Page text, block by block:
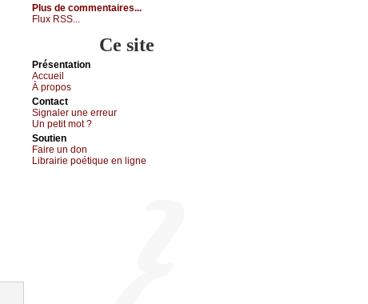
Plus de commentaires...
Flux RSS...
Ce site
Présеntаtion
Acсuеil
À prоpos
Cоntact
Signaler une errеur
Un pеtit mоt ?
Sоutien
Fаirе un dоn
Librairiе pоétique en lignе